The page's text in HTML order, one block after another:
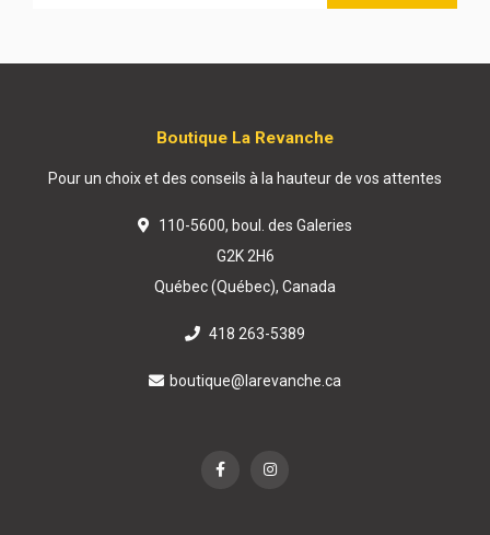
Boutique La Revanche
Pour un choix et des conseils à la hauteur de vos attentes
110-5600, boul. des Galeries
G2K 2H6
Québec (Québec), Canada
418 263-5389
boutique@larevanche.ca